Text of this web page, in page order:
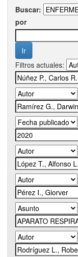
Buscar:
por
Filtros actuales: